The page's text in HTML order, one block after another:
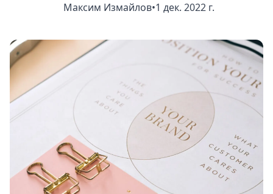
Максим Измайлов•1 дек. 2022 г.